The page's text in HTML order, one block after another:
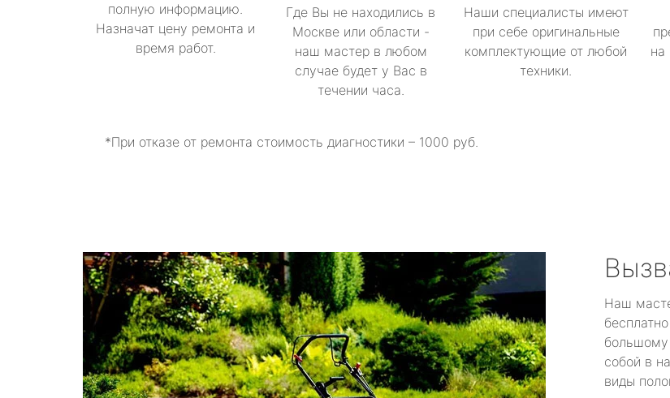
полную информацию.
Назначат цену ремонта и
время работ.
Где Вы не находились в
Москве или области -
наш мастер в любом
случае будет у Вас в
течении часа.
Наши специалисты имеют
при себе оригинальные
комплектующие от любой
техники.
на
*При отказе от ремонта стоимость диагностики – 1000 руб.
Наш
большому
собой в
виды